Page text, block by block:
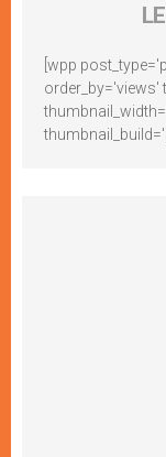
[wpp
order_by='views'